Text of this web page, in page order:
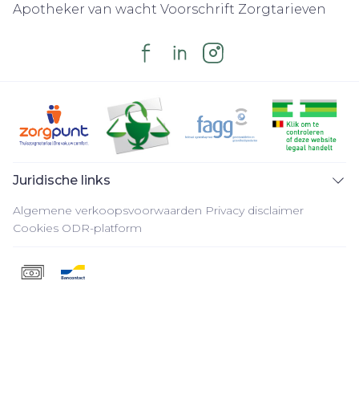
Apotheker van wacht Voorschrift Zorgtarieven
Juridische links
Algemene verkoopsvoorwaarden Privacy disclaimer
Cookies ODR-platform